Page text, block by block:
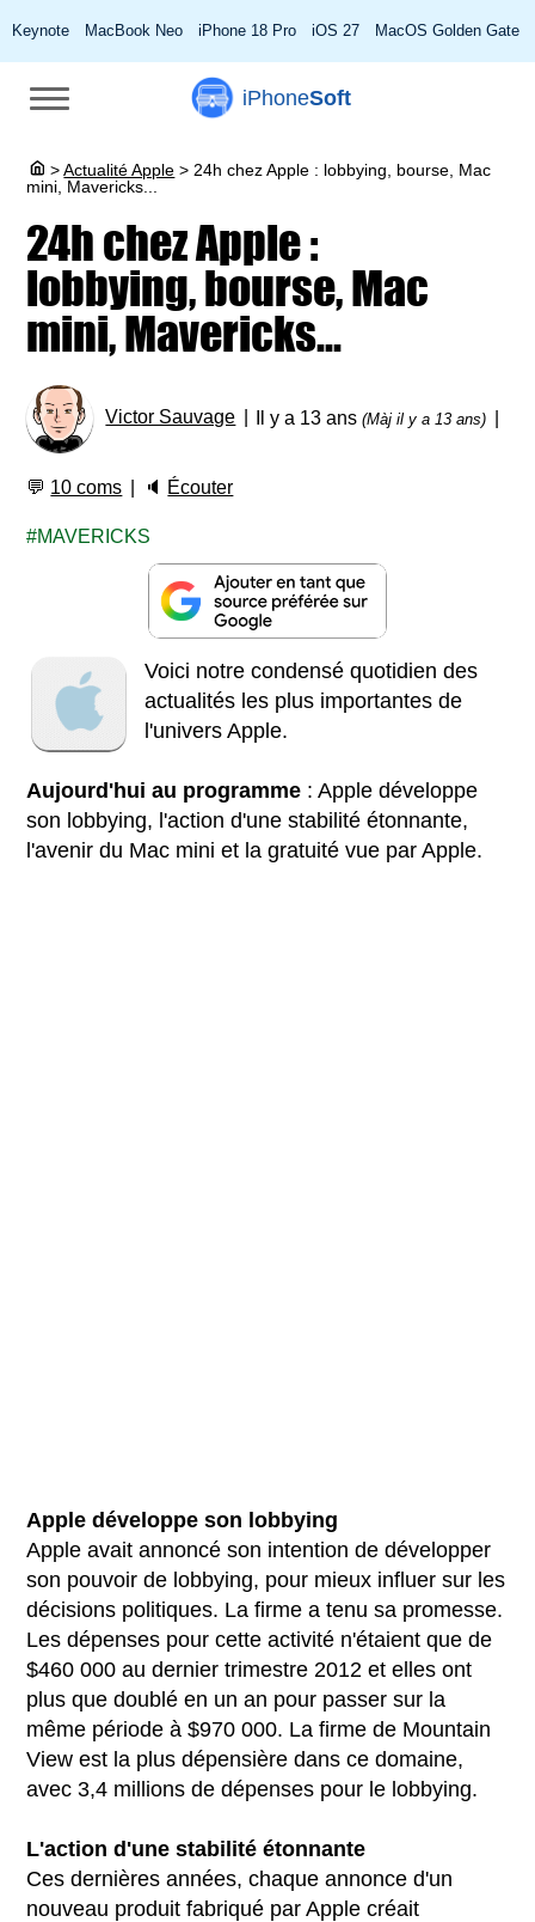
Keynote MacBook Neo iPhone 18 Pro iOS 27 MacOS Golden Gate
iPhoneSoft
> Actualité Apple > 24h chez Apple : lobbying, bourse, Mac
mini, Mavericks...
24h chez Apple :
lobbying, bourse, Mac
mini, Mavericks...
Victor Sauvage Il y a 13 ans(Màj il y a 13 ans)
💬 10 coms 🔈 Écouter
MAVERICKS
Voici notre condensé quotidien des
actualités les plus importantes de
l'univers Apple.
Aujourd'hui au programme : Apple développe
son lobbying, l'action d'une stabilité étonnante,
l'avenir du Mac mini et la gratuité vue par Apple.
Apple développe son lobbying
Apple avait annoncé son intention de développer
son pouvoir de lobbying, pour mieux influer sur les
décisions politiques. La firme a tenu sa promesse.
Les dépenses pour cette activité n'étaient que de
$460 000 au dernier trimestre 2012 et elles ont
plus que doublé en un an pour passer sur la
même période à $970 000. La firme de Mountain
View est la plus dépensière dans ce domaine,
avec 3,4 millions de dépenses pour le lobbying.
L'action d'une stabilité étonnante
Ces dernières années, chaque annonce d'un
nouveau produit fabriqué par Apple créait